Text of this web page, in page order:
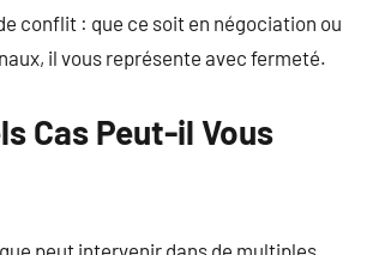
conflit : que ce soit en négociation ou
il vous représente avec fermeté.
Cas Peut-il Vous
peut intervenir dans de multiples